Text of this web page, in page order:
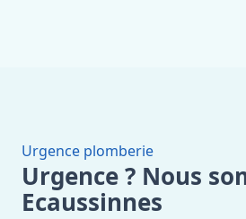
Urgence plomberie
Urgence ? Nous
Ecaussinnes